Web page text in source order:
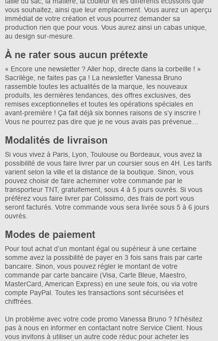
vous souhaitez, ainsi que leur emplacement. Vous aurez un aperçu
immédiat de votre création et vous pourrez demander sa
production rien que pour vous. Vous aurez ainsi un cabas unique,
au design sur-mesure.
À ne rater sous aucun prétexte
« Encore une newsletter ? Aller hop, directe dans la corbeille ! »
Sacrilège, ne faites pas ça ! La newsletter Vanessa Bruno
rassemble toutes les actualités de la marque, les nouveaux
produits, les dernières tendances, des offres exclusives, des
remises exceptionnelles et toutes les opérations spéciales en
avant-première ! Ça fait déjà six bonnes raisons de s’y inscrire !
Vous ne pourrez pas dire que je ne vous avais pas prévenue…
Modalités de livraison
Si vous vivez à Paris, Lyon, Toulouse ou Bordeaux, vous avez la
possibilité de vous faire livrer par un coursier sous en 4H. Les tarifs
varient selon la ville et la distance de la boutique. Sinon, vous
pouvez choisir de faire acheminer votre commande par le
transporteur TNT, gratuitement, sous 4 à 5 jours ouvrés. Si vous
préférez vous faire livrer par Colissimo, des frais de port vous
seront facturés. Votre commande vous sera livrée sous 5 à 6 jours
ouvrés.
Modes de paiement
Pour tout achat d’un montant égal ou supérieur à une certaine
somme avez la possibilité de payer en 3 fois sans frais par carte
bancaire. Sinon, vous pouvez régler le montant de votre
commande par carte bancaire (Visa, Carte Bleue, Maestro,
MasterCard, American Express) en une seule fois, ou via votre
compte PayPal. Toutes les transactions sont sécurisées et
chiffrées.
Un problème avec votre code promo Vanessa Bruno ? N’hésitez
pas à nous en informer en contactant notre Service Client. Nous
vous invitons à utiliser un autre code réduc pour acheter les